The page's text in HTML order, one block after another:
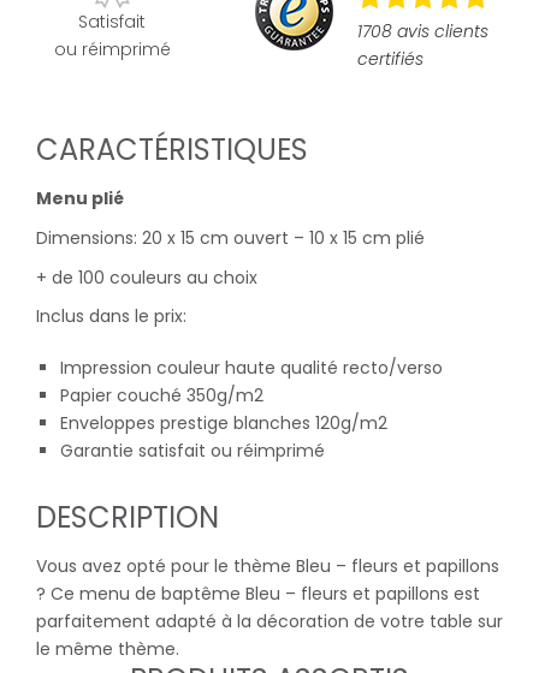
Satisfait
ou réimprimé
1708 avis clients
certifiés
CARACTÉRISTIQUES
Menu plié
Dimensions: 20 x 15 cm ouvert – 10 x 15 cm plié
+ de 100 couleurs au choix
Inclus dans le prix:
Impression couleur haute qualité recto/verso
Papier couché 350g/m2
Enveloppes prestige blanches 120g/m2
Garantie satisfait ou réimprimé
DESCRIPTION
Vous avez opté pour le thème Bleu – fleurs et papillons
? Ce menu de baptême Bleu – fleurs et papillons est
parfaitement adapté à la décoration de votre table sur
le même thème.